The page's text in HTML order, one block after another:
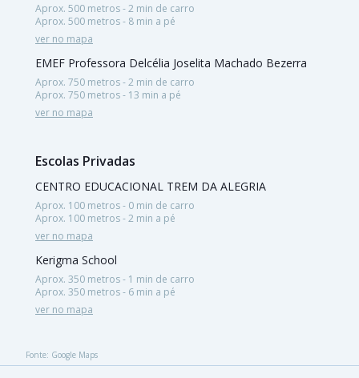
Aprox. 500 metros - 2 min de carro
Aprox. 500 metros - 8 min a pé
ver no mapa
EMEF Professora Delcélia Joselita Machado Bezerra
Aprox. 750 metros - 2 min de carro
Aprox. 750 metros - 13 min a pé
ver no mapa
Escolas Privadas
CENTRO EDUCACIONAL TREM DA ALEGRIA
Aprox. 100 metros - 0 min de carro
Aprox. 100 metros - 2 min a pé
ver no mapa
Kerigma School
Aprox. 350 metros - 1 min de carro
Aprox. 350 metros - 6 min a pé
ver no mapa
Fonte: Google Maps